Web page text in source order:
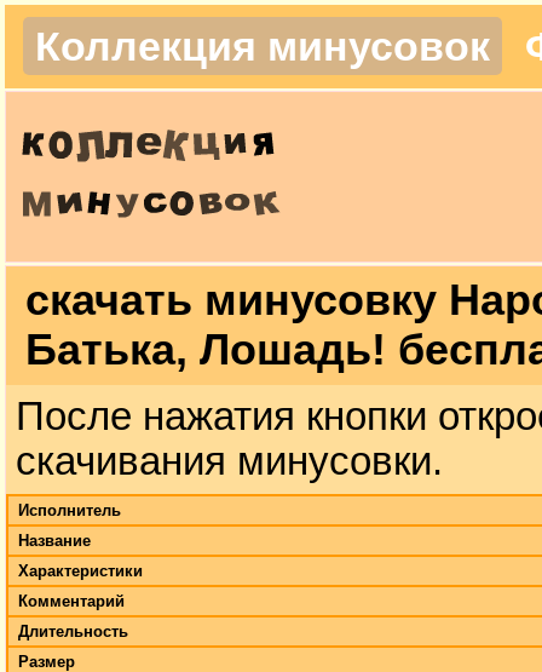
Коллекция минусовок
скачать минусовку
Батька, Лошадь!
После нажатия кнопки
скачивания минусовки.
Исполнитель
Название
Характеристики
Комментарий
Длительность
Размер